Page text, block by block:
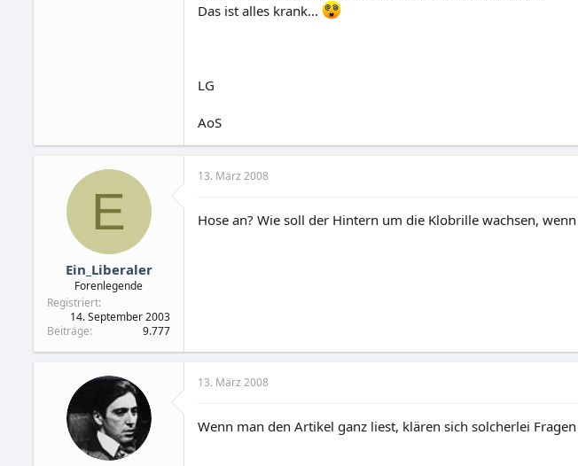
Das ist alles krank...
LG
AoS
E
Ein_Liberaler
Forenlegende
Registriert
14. September 2003
Beiträge
9.777
13. März 2008
Hose an? Wie soll der Hintern um die Klobrille wachsen,
13. März 2008
Wenn man den Artikel ganz liest, klären sich solcherlei